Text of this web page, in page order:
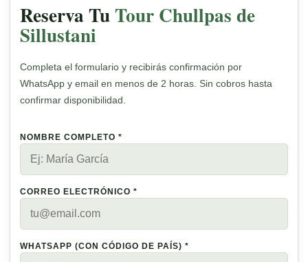
Reserva TuTour Chullpas de
Sillustani
Completa el formulario y recibirás confirmación por
WhatsApp y email en menos de 2 horas. Sin cobros hasta
confirmar disponibilidad.
NOMBRE COMPLETO *
CORREO ELECTRÓNICO *
WHATSAPP (CON CÓDIGO DE PAÍS) *